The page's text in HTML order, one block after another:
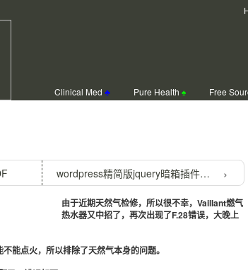
Clinical Med ♣ Pure Health ♠ Free
wordpress精简版jquery暗箱插件simple-colorbox
由于近期天然气检修，所以很不幸，Vaillant燃气
热水器又中招了，再次出现了F.28错误，大晚上
能点火，所以排除了天然气本身的问题。